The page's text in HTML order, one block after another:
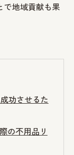
で地域貢献も果
功させるた
の不用品リ